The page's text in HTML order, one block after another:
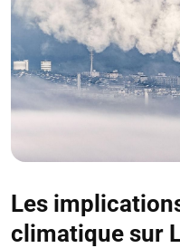
Les
climatique sur